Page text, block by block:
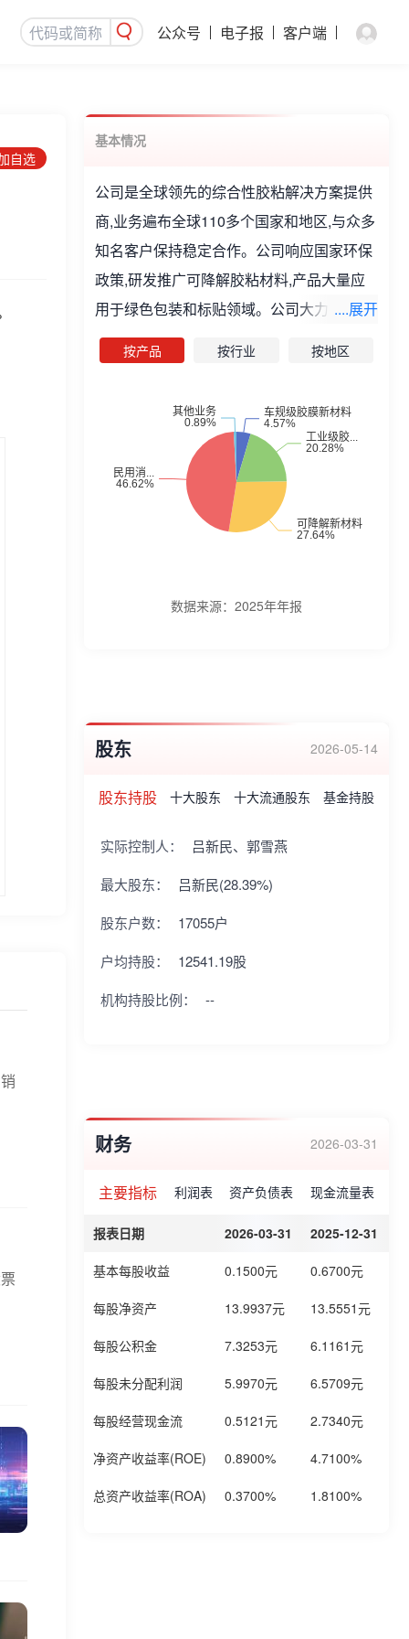
公众号 电子报 客户端
自选
基本情况
公司是全球领先的综合性胶粘解决方案提供
商,业务遍布全球110多个国家和地区,与众多
知名客户保持稳定合作。公司响应国家环保
政策,研发推广可降解胶粘材料,产品大量应
用于绿色包装和标贴领域。公司大力推动进
口替代,借助创新技术优势,发展新能源、汽
车、消费电子领域的功能性薄膜和特种胶粘
车规级胶膜新材料、工业级胶粘新材料、可
降解新材料等各类新材料的研发、生产与销
售。公司主要产品有民用消费级胶粘新材
料、工业级胶粘新材料、车规级胶膜新材
料、可降解新材料。企业荣誉:上海市认定企
科技小巨人企业、上海市高新技术成果转化
杆企业”、“江西省瞪羚企业”、“阿里巴巴金牌
供应商”、“中国胶粘剂和胶粘带工业协会理
....展开
按产品 按行业 按地区
数据来源： 2025年年报
股东 2026-05-14
股东持股 十大股东 十大流通股东 基金持股
实际控制人：
吕新民、郭雪燕
最大股东：
吕新民(28.39%)
股东户数：
17055户
户均持股：
12541.19股
机构持股比例：
--
财务 2026-03-31
主要指标 利润表 资产负债表 现金流量表
报表日期 2026-03-31 2025-12-31
基本每股收益 0.1500元 0.6700元
每股净资产 13.9937元 13.5551元
每股公积金 7.3253元 6.1161元
每股未分配利润 5.9970元 6.5709元
每股经营现金流 0.5121元 2.7340元
净资产收益率(ROE) 0.8900% 4.7100%
总资产收益率(ROA) 0.3700% 1.8100%